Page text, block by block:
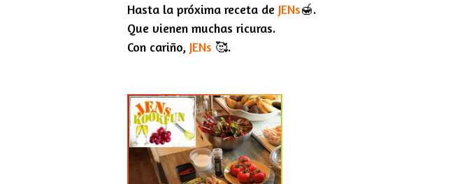
Hasta la próxima receta de JENs🍯.
Que vienen muchas ricuras.
Con cariño, JENs 🥰.